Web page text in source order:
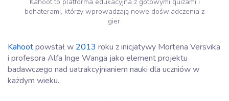
Kahoot to platforma edukacyjna z gotowymi quizami i
bohaterami, którzy wprowadzają nowe doświadczenia z
gier.
Kahootpowstał w 2013 roku z inicjatywy Mortena Versvika
i profesora Alfa Inge Wanga jako element projektu
badawczego nad uatrakcyjnianiem nauki dla uczniów w
każdym wieku.